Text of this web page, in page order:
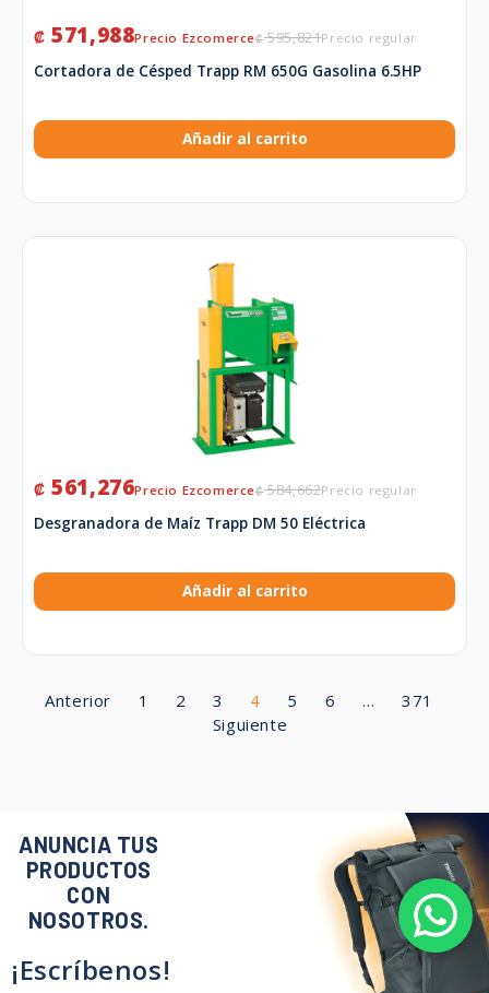
₡595,821
₡ 571,988
Cortadora de Césped Trapp RM 650G Gasolina 6.5HP
Añadir al carrito
₡584,662
₡ 561,276
Desgranadora de Maíz Trapp DM 50 Eléctrica
Añadir al carrito
Anterior 1 2 3 4 5 6 …
371
Siguiente
ANUNCIA TUS
PRODUCTOS
CON
NOSOTROS.
¡Escríbenos!